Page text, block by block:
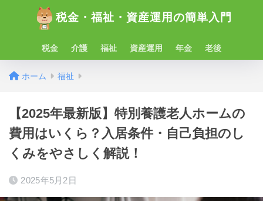
税金・福祉・資産運用の簡単入門
税金 介護 福祉 資産運用 年金 老後
ホーム 福祉
【2025年最新版】特別養護老人ホームの
費用はいくら？入居条件・自己負担のし
くみをやさしく解説！
2025年5月2日